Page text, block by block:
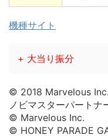
機種サイト
+ 大当り振分
© 2018 Marvelous
ノビマスターパートナ
© Marvelous Inc.
© HONEY PARADE